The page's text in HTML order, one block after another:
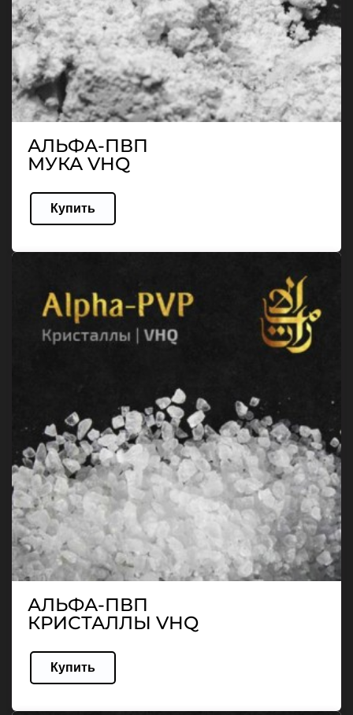
АЛЬФА-ПВП
МУКА VHQ
Купить
АЛЬФА-ПВП
КРИСТАЛЛЫ VHQ
Купить